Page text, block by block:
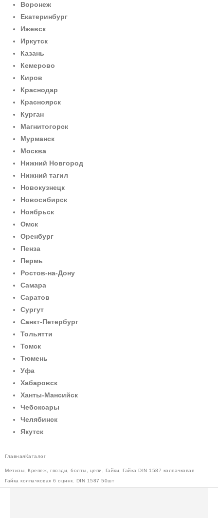
Воронеж
Екатеринбург
Ижевск
Иркутск
Казань
Кемерово
Киров
Краснодар
Красноярск
Курган
Магнитогорск
Мурманск
Москва
Нижний Новгород
Нижний тагил
Новокузнецк
Новосибирск
Ноябрьск
Омск
Оренбург
Пенза
Пермь
Ростов-на-Дону
Самара
Саратов
Сургут
Санкт-Петербург
Тольятти
Томск
Тюмень
Уфа
Хабаровск
Ханты-Мансийск
Чебоксары
Челябинск
Якутск
ГлавнаяКаталог
Метизы ,Крепеж, гвозди, болты, цепи Гайки ,Гайка DIN 1587 колпачковая
Гайка колпачковая 6 оцинк. DIN 1587 50шт